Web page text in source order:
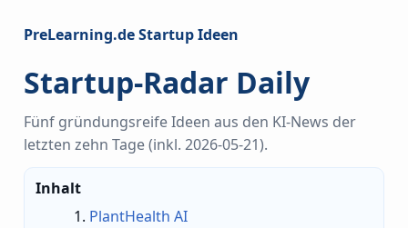
PreLearning.de Startup Ideen
Startup-Radar Daily
Fünf gründungsreife Ideen aus den KI-News der
letzten zehn Tage (inkl. 2026-05-21).
Inhalt
PlantHealth AI